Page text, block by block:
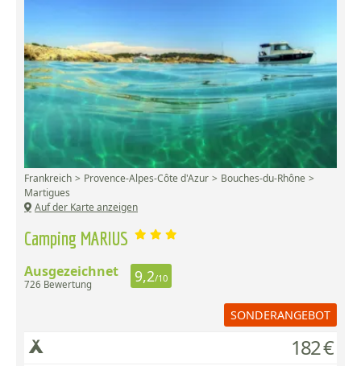
Camping MARIUS
Frankreich Provence-Alpes-Côte d'Azur
Bouches-du-Rhône
Martigues
Auf der Karte anzeigen
Ausgezeichnet
726 Bewertung 9,2/10
SONDERANGEBOT
182 €